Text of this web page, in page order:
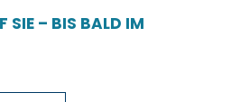
SIE – BIS BALD IM